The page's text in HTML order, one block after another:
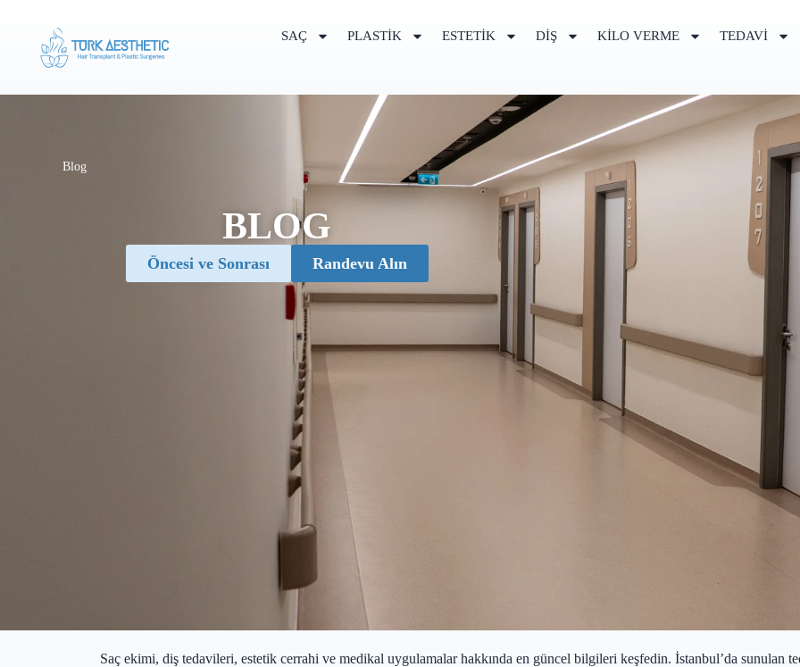
SAÇ PLASTIK ESTETIK DIŞ KILO VERME TEDAVI
Blog
BLOG
Öncesi ve Sonrası Randevu Alın
Saç ekimi, diş tedavileri, estetik cerrahi ve medikal uygulamalar hakkında en güncel bilgileri keşfedin. İstanbul’da sunulan